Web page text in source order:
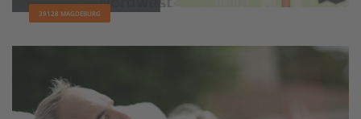
39128 MAGDEBURG